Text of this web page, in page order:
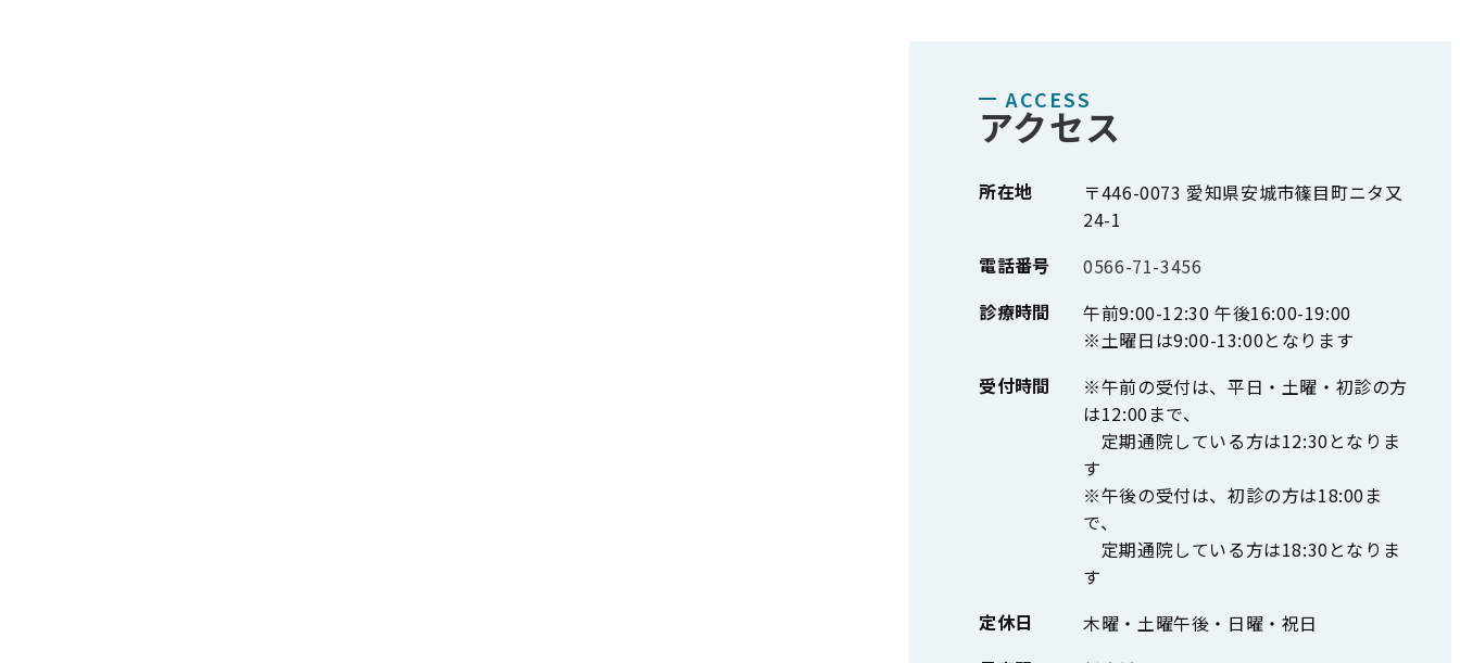
ACCESS
アクセス
所在地 〒446-0073 愛知県安城市篠目町ニタ又
24-1
電話番号
0566-71-3456
診療時間
午前9:00-12:30午後16:00-19:00
※土曜日は9:00-13:00となります
受付時間
※午前の受付は、平日・土曜・初診の方
は12:00まで、
定期通院している方は12:30となりま
す
※午後の受付は、初診の方は18:00ま
で、
定期通院している方は18:30となりま
す
定休日
木曜・土曜午後・日曜・祝日